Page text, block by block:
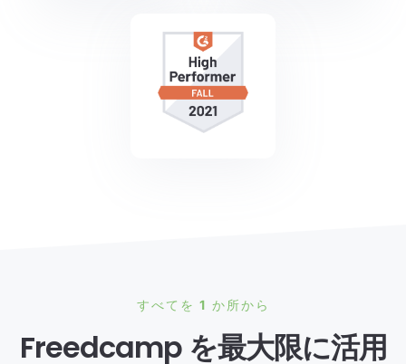
すべてを 1 か所から
Freedcamp を最大限に活用